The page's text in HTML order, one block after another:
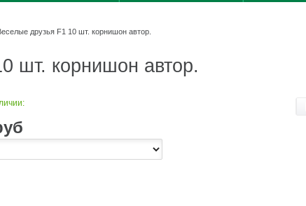
друзья F1 10 шт. корнишон автор.
шт. корнишон автор.